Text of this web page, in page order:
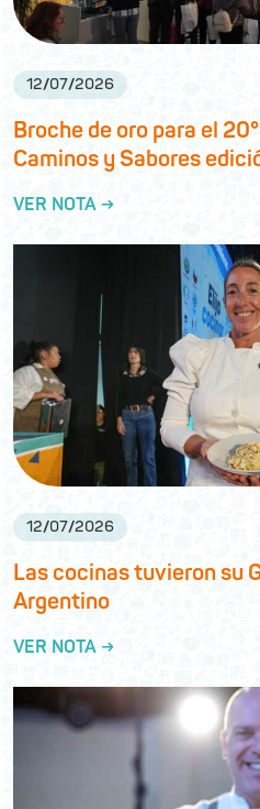
12/07/2026
Broche de oro para el
Caminos y Sabores
VER NOTA →
12/07/2026
Las cocinas tuvieron su
Argentino
VER NOTA →